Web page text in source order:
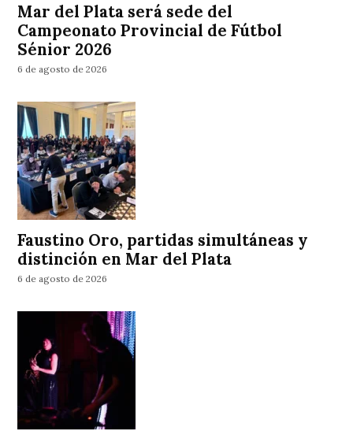
Mar del Plata será sede del
Campeonato Provincial de Fútbol
Sénior 2026
6 de agosto de 2026
Faustino Oro, partidas simultáneas y
distinción en Mar del Plata
6 de agosto de 2026